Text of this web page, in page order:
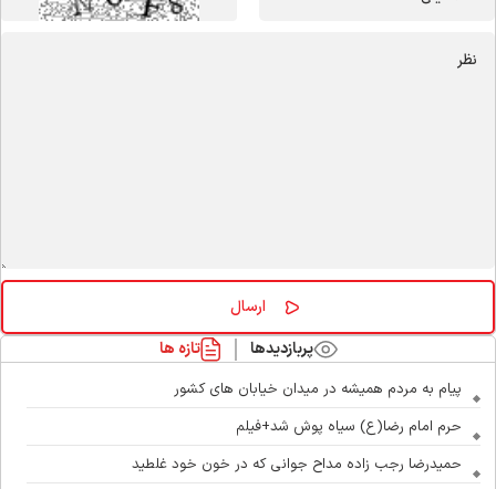
پربازدیدها تازه ها
پیام به مردم همیشه در میدان خیابان های کشور
حرم امام رضا(ع) سیاه پوش شد+فیلم
حمیدرضا رجب زاده مداح جوانی که در خون خود غلطید